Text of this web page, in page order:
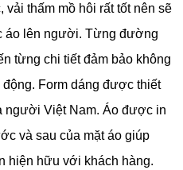
thấm mồ hôi rất tốt nên sẽ
áo lên người. Từng đường
từng chi tiết đảm bảo không
Form dáng được thiết
người Việt Nam. Áo được in
và sau của mặt áo giúp
hiện hữu với khách hàng.